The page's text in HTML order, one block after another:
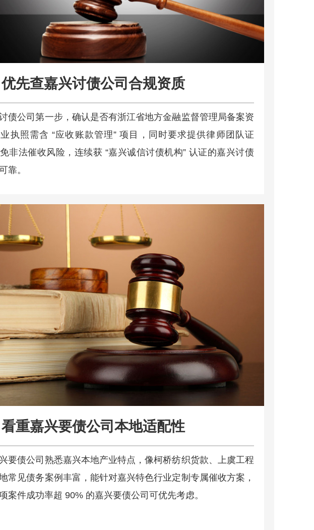
优先查嘉兴讨债公司合规资质
债公司第一步，确认是否有浙江省地方金融监督管理局备案资
执照需含 “应收账款管理” 项目，同时要求提供律师团队证
非法催收风险，连续获 “嘉兴诚信讨债机构” 认证的嘉兴讨债
靠。​
看重嘉兴要债公司本地适配性
要债公司熟悉嘉兴本地产业特点，像柯桥纺织货款、上虞工程
常见债务案例丰富，能针对嘉兴特色行业定制专属催收方案，
案件成功率超 90% 的嘉兴要债公司可优先考虑。